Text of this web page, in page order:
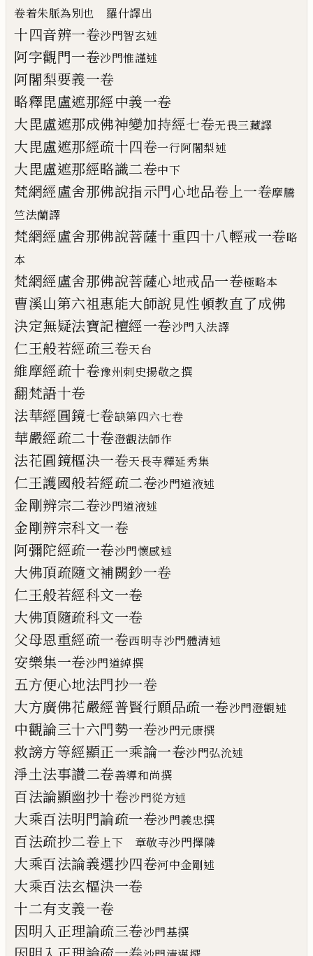
卷着朱脈為別也 羅什譯出
十四音辨一卷沙門智玄述
阿字觀門一卷沙門惟謹述
阿闍梨要義一卷
略釋毘盧遮那經中義一卷
大毘盧遮那成佛神變加持經七卷无畏三藏譯
大毘盧遮那經疏十四卷一行阿闍梨述
大毘盧遮那經略識二卷中下
梵網經盧舍那佛說指示門心地品卷上一卷摩騰
竺法蘭譯
梵網經盧舍那佛說菩薩十重四十八輕戒一卷略
本
梵網經盧舍那佛說菩薩心地戒品一卷極略本
曹溪山第六祖惠能大師說見性頓教直了成佛
決定無疑法寶記檀經一卷沙門入法譯
仁王般若經疏三卷天台
維摩經疏十卷豫州刺史揚敬之撰
翻梵語十卷
法華經圓鏡七卷缺第四六七卷
華嚴經疏二十卷澄觀法師作
法花圓鏡樞決一卷天長寺釋延秀集
仁王護國般若經疏二卷沙門道液述
金剛辨宗二卷沙門道液述
金剛辨宗科文一卷
阿彌陀經疏一卷沙門懷感述
大佛頂疏隨文補闕鈔一卷
仁王般若經科文一卷
大佛頂隨疏科文一卷
父母恩重經疏一卷西明寺沙門體清述
安樂集一卷沙門道綽撰
五方便心地法門抄一卷
大方廣佛花嚴經普賢行願品疏一卷沙門澄觀述
中觀論三十六門勢一卷沙門元康撰
救謗方等經顯正一乘論一卷沙門弘沇述
淨土法事讚二卷善導和尚撰
百法論顯幽抄十卷沙門從方述
大乘百法明門論疏一卷沙門義忠撰
百法疏抄二卷 上下 章敬寺沙門擇隣
大乘百法論義選抄四卷河中金剛述
大乘百法玄樞決一卷
十二有支義一卷
因明入正理論疏三卷沙門基撰